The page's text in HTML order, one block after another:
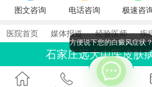
图文咨询 电话咨询 极速咨
医院首页 媒体报道 经验医师 疾
石家庄远大中医皮肤
联系电话：0311-
石家庄桥西区裕华东路7
方便说下您的白癜风症状